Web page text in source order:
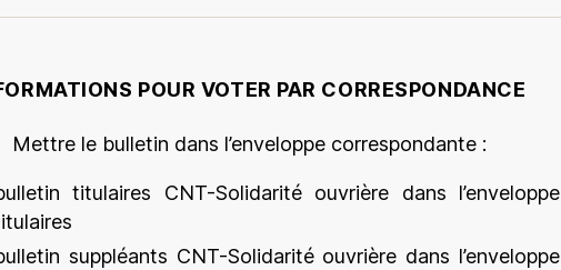
POUR VOTER PAR CORRESPONDANCE
Mettre le bulletin dans l’enveloppe correspondante :
titulaires CNT-Solidarité ouvrière dans l’enveloppe
suppléants CNT-Solidarité ouvrière dans l’enveloppe